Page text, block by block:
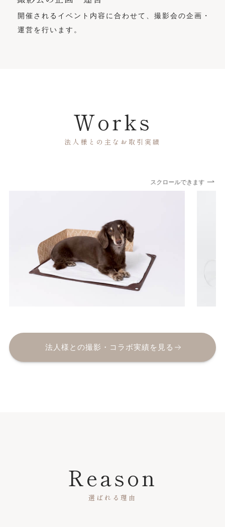
開催されるイベント内容に合わせて、撮影会の企画・
運営を行います。
Works
法人様との主なお取引実績
スクロールできます
法人様との撮影・コラボ実績を見る
Reason
選ばれる理由